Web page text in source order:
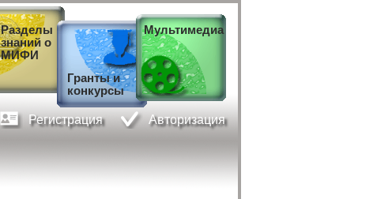
Регистрация Авторизация
Мультимедиа
Гранты и
конкурсы
Разделы
знаний о
МИФИ